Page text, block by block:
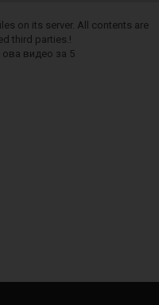
on its server. All contents are
third parties.!
видео за 5